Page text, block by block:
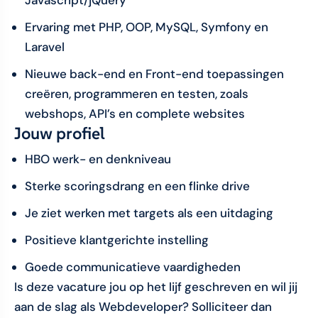
Ervaring met PHP, OOP, MySQL, Symfony en
Laravel
Nieuwe back-end en Front-end toepassingen
creëren, programmeren en testen, zoals
webshops, API’s en complete websites
Jouw profiel
HBO werk- en denkniveau
Sterke scoringsdrang en een flinke drive
Je ziet werken met targets als een uitdaging
Positieve klantgerichte instelling
Goede communicatieve vaardigheden
Is deze vacature jou op het lijf geschreven en wil jij
aan de slag als Webdeveloper? Solliciteer dan